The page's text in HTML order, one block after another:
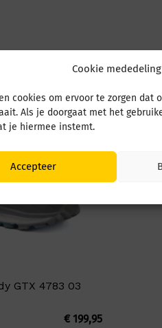
Cookie mededeling
cookies om ervoor te zorgen dat
Als je doorgaat met het
je hiermee instemt.
Accepteer
GTX 4783 03
€199,95